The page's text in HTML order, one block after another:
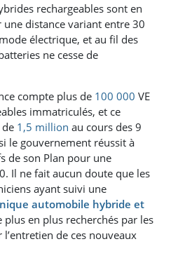
rechargeables sont en
distance variant entre 30
électrique, et au fil des
ne cesse de
compte plus de 100 000 VE
immatriculés, et ce
1,5 million au cours des 9
le gouvernement réussit à
de son Plan pour une
Il ne fait aucun doute que les
ayant suivi une
automobile hybride et
plus en plus recherchés par les
de ces nouveaux